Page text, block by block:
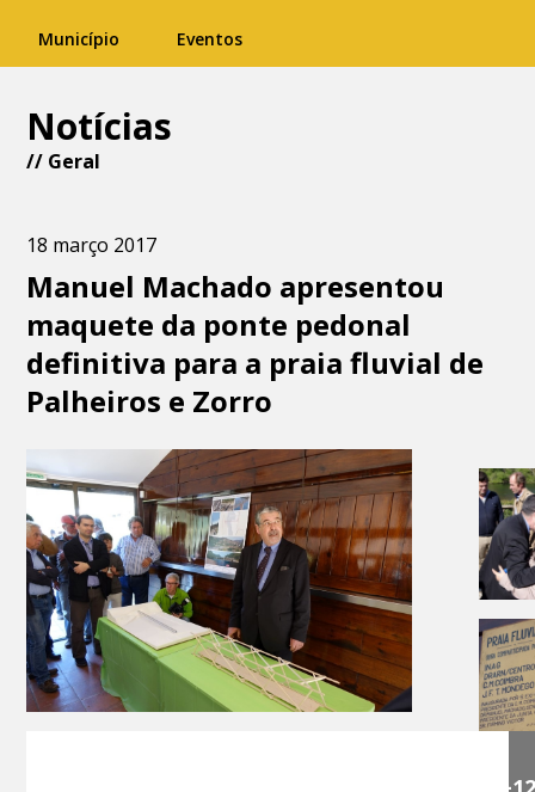
Município Eventos
Notícias
// Geral
18 março 2017
Manuel Machado apresentou
maquete da ponte pedonal
definitiva para a praia fluvial de
Palheiros e Zorro